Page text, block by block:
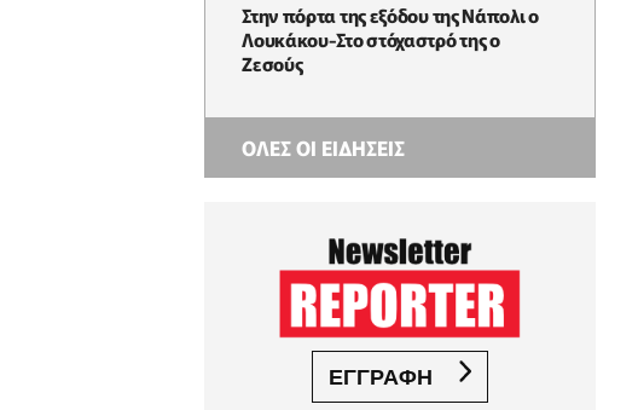
Στην πόρτα της εξόδου της Νάπολι ο
Λουκάκου-Στο στόχαστρό της ο
Ζεσούς
ΟΛΕΣ ΟΙ ΕΙΔΗΣΕΙΣ
ΕΓΓΡΑΦΗ